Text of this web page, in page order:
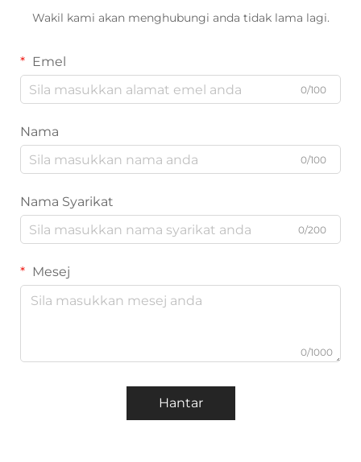
Wakil kami akan menghubungi anda tidak lama lagi.
Emel
0/100
Nama
0/100
Nama Syarikat
0/200
Mesej
0/1000
Hantar